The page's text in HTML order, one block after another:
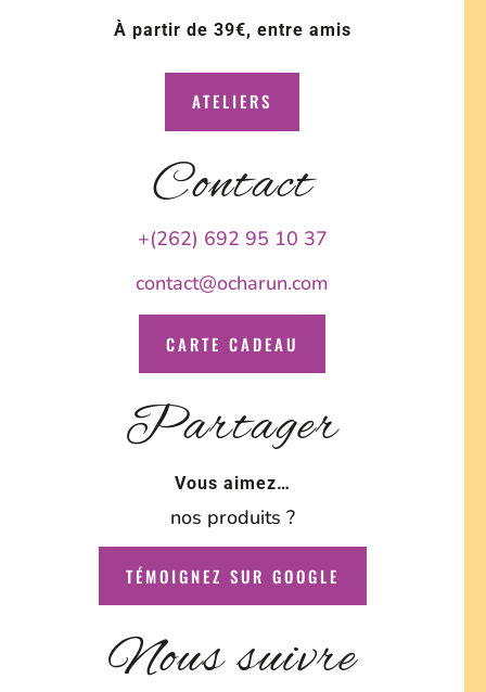
À partir de 39€, entre amis
ATELIERS
Contact
+(262) 692 95 10 37
contact@ocharun.com
CARTE CADEAU
Partager
Vous aimez…
nos produits ?
TÉMOIGNEZ SUR GOOGLE
Nous suivre